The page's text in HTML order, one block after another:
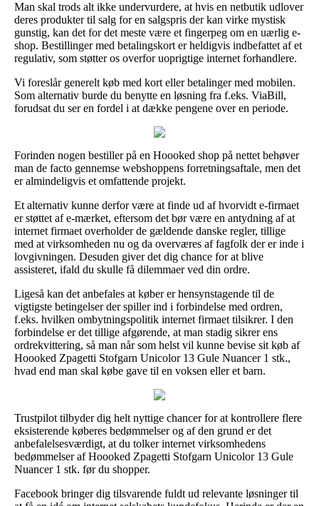
Man skal trods alt ikke undervurdere, at hvis en netbutik udlover
deres produkter til salg for en salgspris der kan virke mystisk
gunstig, kan det for det meste være et fingerpeg om en uærlig e-
shop. Bestillinger med betalingskort er heldigvis indbefattet af et
regulativ, som støtter os overfor uoprigtige internet forhandlere.
Vi foreslår generelt køb med kort eller betalinger med mobilen.
Som alternativ burde du benytte en løsning fra f.eks. ViaBill,
forudsat du ser en fordel i at dække pengene over en periode.
Forinden nogen bestiller på en Hoooked shop på nettet behøver
man de facto gennemse webshoppens forretningsaftale, men det
er almindeligvis et omfattende projekt.
Et alternativ kunne derfor være at finde ud af hvorvidt e-firmaet
er støttet af e-mærket, eftersom det bør være en antydning af at
internet firmaet overholder de gældende danske regler, tillige
med at virksomheden nu og da overværes af fagfolk der er inde i
lovgivningen. Desuden giver det dig chance for at blive
assisteret, ifald du skulle få dilemmaer ved din ordre.
Ligeså kan det anbefales at køber er hensynstagende til de
vigtigste betingelser der spiller ind i forbindelse med ordren,
f.eks. hvilken ombytningspolitik internet firmaet tilsikrer. I den
forbindelse er det tillige afgørende, at man stadig sikrer ens
ordrekvittering, så man når som helst vil kunne bevise sit køb af
Hoooked Zpagetti Stofgarn Unicolor 13 Gule Nuancer 1 stk.,
hvad end man skal købe gave til en voksen eller et barn.
Trustpilot tilbyder dig helt nyttige chancer for at kontrollere flere
eksisterende køberes bedømmelser og af den grund er det
anbefalelsesværdigt, at du tolker internet virksomhedens
bedømmelser af Hoooked Zpagetti Stofgarn Unicolor 13 Gule
Nuancer 1 stk. før du shopper.
Facebook bringer dig tilsvarende fuldt ud relevante løsninger til